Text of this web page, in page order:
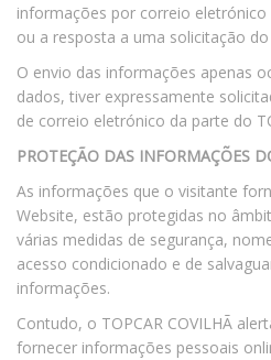
informações por correio
ou a resposta a uma solicitação
O envio das informações apenas
dados, tiver expressamente
de correio eletrónico da parte do
PROTEÇÃO DAS INFORMAÇÕES
As informações que o visitante
Website, estão protegidas no
várias medidas de segurança,
acesso condicionado e de
informações.
Contudo, o TOPCAR COVILHÃ
fornecer informações pessoais